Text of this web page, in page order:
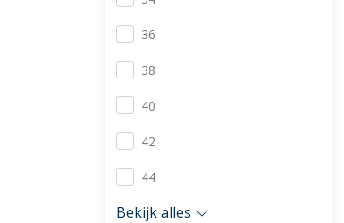
36
38
40
42
44
Bekijk alles